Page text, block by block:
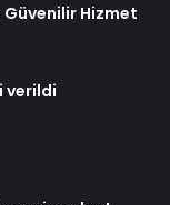
Güvenilir Hizmet
verildi